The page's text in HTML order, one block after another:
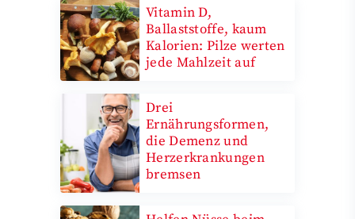
Vitamin D,
Ballaststoffe, kaum
Kalorien: Pilze werten
jede Mahlzeit auf
Drei
Ernährungsformen,
die Demenz und
Herzerkrankungen
bremsen